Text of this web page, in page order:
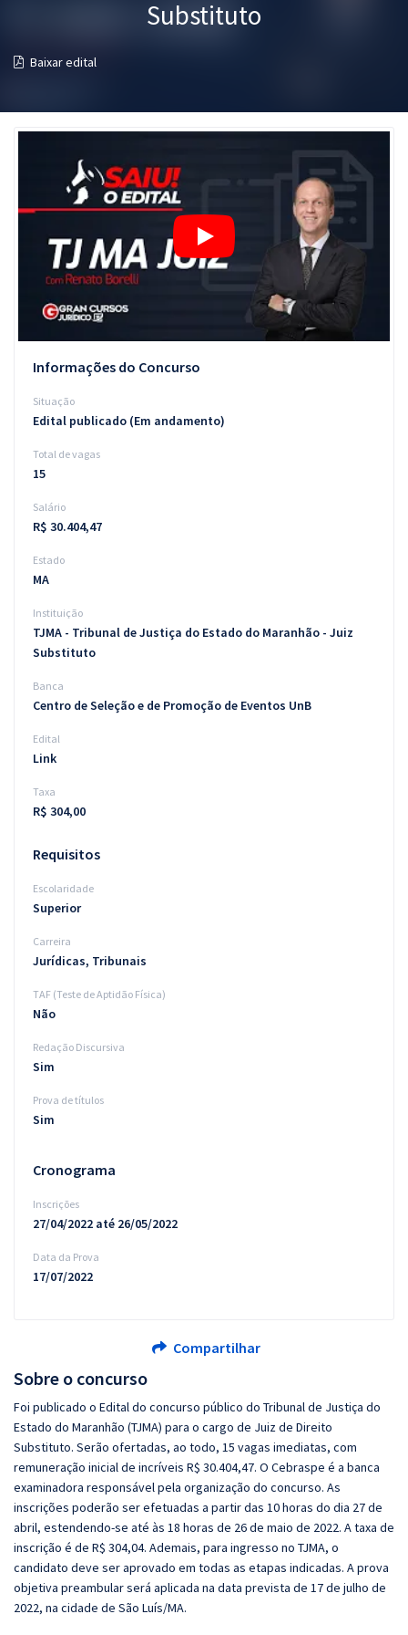
Graduação
Questões grátis
Substituto
Baixar edital
Sobre o concurso
Foi publicado o Edital do concurso público do Tribunal de Justiça do
Estado do Maranhão (TJMA) para o cargo de Juiz de Direito
Substituto. Serão ofertadas, ao todo, 15 vagas imediatas, com
remuneração inicial de incríveis R$ 30.404,47. O Cebraspe é a banca
examinadora responsável pela organização do concurso. As
inscrições poderão ser efetuadas a partir das 10 horas do dia 27 de
abril, estendendo-se até às 18 horas de 26 de maio de 2022. A taxa de
inscrição é de R$ 304,04. Ademais, para ingresso no TJMA, o
candidato deve ser aprovado em todas as etapas indicadas. A prova
objetiva preambular será aplicada na data prevista de 17 de julho de
2022, na cidade de São Luís/MA.
Informações do Concurso
Situação
Edital publicado (Em andamento)
Total de vagas
15
Salário
R$ 30.404,47
Estado
MA
Instituição
TJMA - Tribunal de Justiça do Estado do Maranhão - Juiz
Substituto
Banca
Centro de Seleção e de Promoção de Eventos UnB
Edital
Link
Taxa
R$ 304,00
Requisitos
Escolaridade
Superior
Carreira
Jurídicas, Tribunais
TAF (Teste de Aptidão Física)
Não
Redação Discursiva
Sim
Prova de títulos
Sim
Cronograma
Inscrições
27/04/2022 até 26/05/2022
Data da Prova
17/07/2022
Compartilhar